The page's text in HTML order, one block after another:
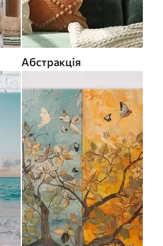
Абстракція